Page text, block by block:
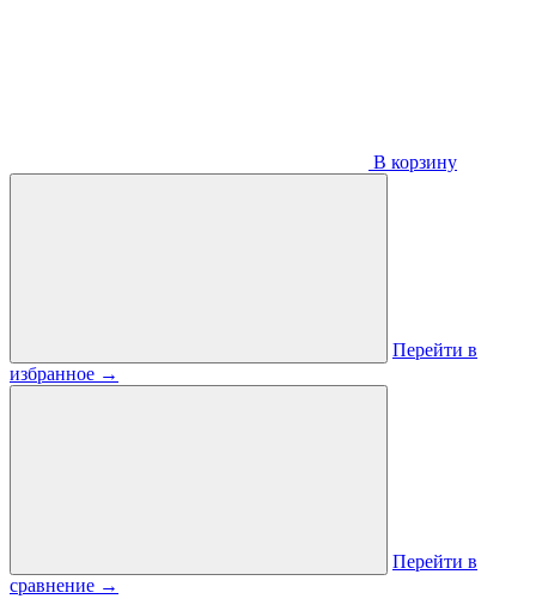
В корзину
Перейти в
избранное →
Перейти в
сравнение →